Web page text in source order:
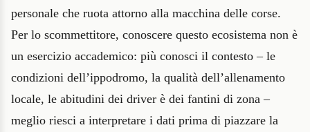
personale che ruota attorno alla macchina delle corse.
Per lo scommettitore, conoscere questo ecosistema non è
un esercizio accademico: più conosci il contesto – le
condizioni dell’ippodromo, la qualità dell’allenamento
locale, le abitudini dei driver è dei fantini di zona –
meglio riesci a interpretare i dati prima di piazzare la